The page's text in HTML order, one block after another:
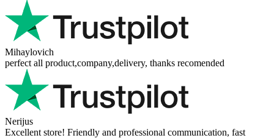
Uw vraag
Voeg een vraag toe
Beoordelingen van onze klanten
Reviews 79 • Excellent
4.9
Andres